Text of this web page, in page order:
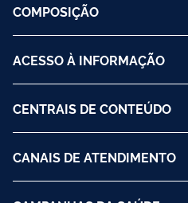
COMPOSIÇÃO
ACESSO À INFORMAÇÃO
CENTRAIS DE CONTEÚDO
CANAIS DE ATENDIMENTO